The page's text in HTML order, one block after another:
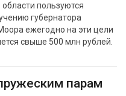
пользуются
губернатора
ежегодно на эти цели
свыше 500 млн рублей.
парам